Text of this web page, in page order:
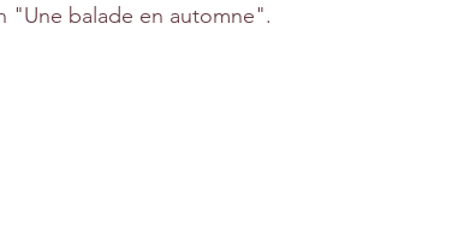
"Une balade en automne".